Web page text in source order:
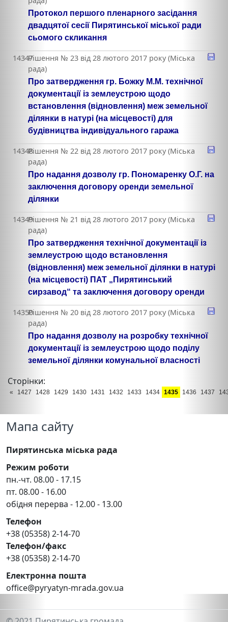
Протокол першого пленарного засідання
двадцятої сесії Пирятинської міської ради
сьомого скликання
14347Рішення № 23 від 28 лютого 2017 року (Міська
рада)
Про затвердження гр. Божку М.М. технічної
документації із землеустрою щодо
встановлення (відновлення) меж земельної
ділянки в натурі (на місцевості) для
будівництва індивідуального гаража
14348Рішення № 22 від 28 лютого 2017 року (Міська
рада)
Про надання дозволу гр. Пономаренку О.Г. на
заключення договору оренди земельної
ділянки
14349Рішення № 21 від 28 лютого 2017 року (Міська
рада)
Про затвердження технічної документації із
землеустрою щодо встановлення
(відновлення) меж земельної ділянки в натурі
(на місцевості) ПАТ „Пирятинський
сирзавод“ та заключення договору оренди
14350Рішення № 20 від 28 лютого 2017 року (Міська
рада)
Про надання дозволу на розробку технічної
документації із землеустрою щодо поділу
земельної ділянки комунальної власності
Сторінки:
« 1427 1428 1429 1430 1431 1432 1433 1434 1435 1436 1437
Мапа сайту
Пирятинська міська рада
Режим роботи
пн.-чт. 08.00 - 17.15
пт. 08.00 - 16.00
обідня перерва - 12.00 - 13.00
Телефон
+38 (05358) 2-14-70
Телефон/факс
+38 (05358) 2-14-70
Електронна пошта
office@pyryatyn-mrada.gov.ua